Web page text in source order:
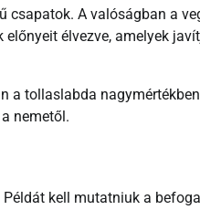
csapatok. A valóságban a
élvezve, amelyek
a tollaslabda
nemetől.
kell mutatniuk a